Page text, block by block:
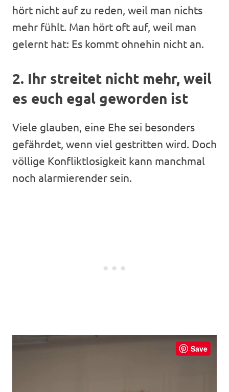
hört nicht auf zu reden, weil man nichts
mehr fühlt. Man hört oft auf, weil man
gelernt hat: Es kommt ohnehin nicht an.
2. Ihr streitet nicht mehr, weil
es euch egal geworden ist
Viele glauben, eine Ehe sei besonders
gefährdet, wenn viel gestritten wird. Doch
völlige Konfliktlosigkeit kann manchmal
noch alarmierender sein.
Save